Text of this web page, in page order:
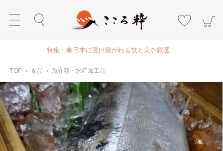
特集：東日本に受け継がれる技と美を厳選！
TOP ＞ 食品 ＞ 魚介類・水産加工品